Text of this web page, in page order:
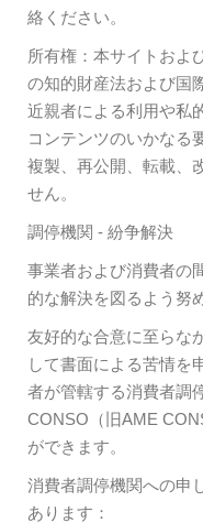
絡ください。
所有権：本サイトおよ
の知的財産法および国
近親者による利用や私
コンテンツのいかなる
複製、再公開、転載、
せん。
調停機関 - 紛争解決
事業者および消費者の
的な解決を図るよう努
友好的な合意に至らな
して書面による苦情を
者が管轄する消費者調
CONSO（旧AME
ができます。
消費者調停機関への申
あります：